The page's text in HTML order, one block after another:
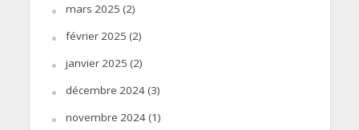
mars 2025 (2)
février 2025 (2)
janvier 2025 (2)
décembre 2024(3)
novembre 2024(1)